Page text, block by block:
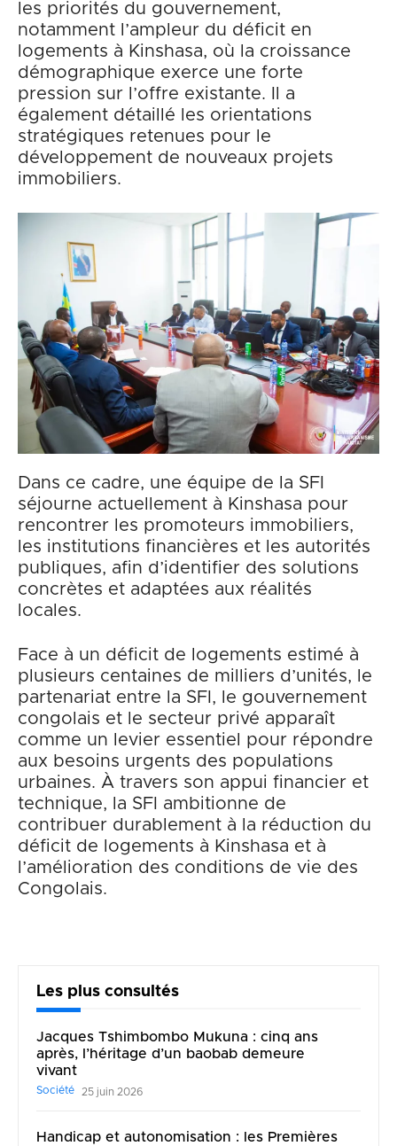
les priorités du gouvernement,
notamment l’ampleur du déficit en
logements à Kinshasa, où la croissance
démographique exerce une forte
pression sur l’offre existante. Il a
également détaillé les orientations
stratégiques retenues pour le
développement de nouveaux projets
immobiliers.
Dans ce cadre, une équipe de la SFI
séjourne actuellement à Kinshasa pour
rencontrer les promoteurs immobiliers,
les institutions financières et les autorités
publiques, afin d’identifier des solutions
concrètes et adaptées aux réalités
locales.
Face à un déficit de logements estimé à
plusieurs centaines de milliers d’unités, le
partenariat entre la SFI, le gouvernement
congolais et le secteur privé apparaît
comme un levier essentiel pour répondre
aux besoins urgents des populations
urbaines. À travers son appui financier et
technique, la SFI ambitionne de
contribuer durablement à la réduction du
déficit de logements à Kinshasa et à
l’amélioration des conditions de vie des
Congolais.
Les plus consultés
Jacques Tshimbombo Mukuna : cinq ans
après, l’héritage d’un baobab demeure
vivant
Société 25 juin 2026
Handicap et autonomisation : les Premières